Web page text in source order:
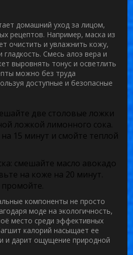
домашнийуход за лицом,
рецептов. Например, маска из
очистить и увлажнить кожу,
гладкость. Смесь алоэ вера и
выровнять тонус и осветлить
можно без труда
доступные и безопасные
две столовые ложки
ложкой лимонного сока.
15 минут и смойте теплой
смешайте масло авокадо
на коже на 20 минут.
компоненты не просто
моде на экологичность,
место среди эффективных
калорий насыщает ее
и дарит ощущение природной